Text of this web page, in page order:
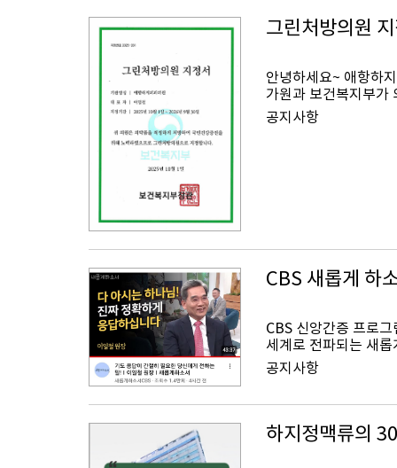
그린처방의원
안녕하세요~ 애항하
가원과 보건복지부가
공지사항
CBS 새롭게 하
CBS 신앙간증 프로
세계로 전파되는 새
공지사항
하지정맥류의